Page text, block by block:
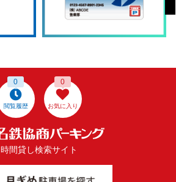
閲覧履歴
0
お気に入り
0
時間貸し検索サイト